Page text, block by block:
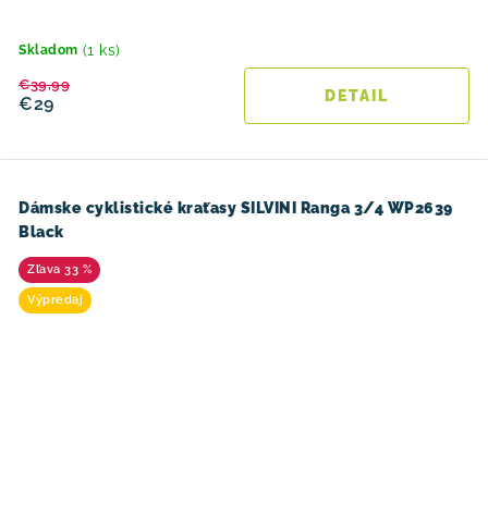
Skladom (1 ks)
€29
€39,99
DETAIL
Dámske cyklistické kraťasy SILVINI Ranga 3/4 WP2639
Black
33 %
Výpredaj